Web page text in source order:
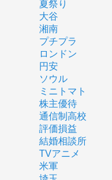
夏祭り
大谷
湘南
プチプラ
ロンドン
円安
ソウル
ミニトマト
株主優待
通信制高校
評価損益
結婚相談所
TVアニメ
米軍